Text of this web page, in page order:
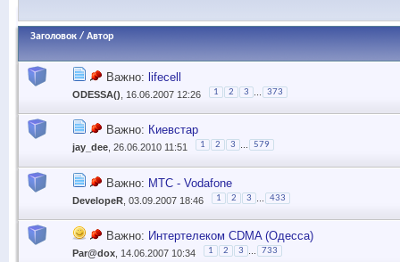
Заголовок / Автор
Важно: lifecell
ODESSA() , 16.06.2007 12:26 1 2 3 373
Важно: Киевстар
jay_dee , 26.06.2010 11:51 1 2 3 579
Важно: МТС - Vodafone
DevelopeR , 03.09.2007 18:46 1 2 3 433
Важно: Интертелеком CDMA (Одесса)
Par@dox , 14.06.2007 10:34 1 2 3 733